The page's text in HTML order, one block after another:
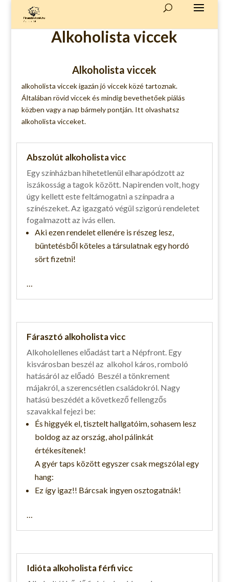
Alkoholista viccek
Alkoholista viccek
alkoholista viccek igazánjó viccekközé tartoznak.
Általábanrövid viccekés mindig bevethetőek piálás
közben vagy a nap bármely pontján. Itt olvashatsz
alkoholista vicceket.
Abszolút alkoholista vicc
Egy színházban hihetetlenül elharapódzott az
iszákosság a tagok között. Napirenden volt, hogy
úgy kellett este feltámogatni a színpadra a
színészeket. Az igazgató végül szigorú rendeletet
fogalmazott az ivás ellen.
Aki ezen rendelet ellenére is részeg lesz,
büntetésből köteles a társulatnak egy hordó
sört fizetni!
…
Fárasztó alkoholista vicc
Alkoholellenes előadást tart a Népfront. Egy
kisvárosban beszél az alkohol káros, romboló
hatásáról az előadó Beszél a tönkrement
májakról, a szerencsétlen családokról. Nagy
hatású beszédét a következő fellengzős
szavakkal fejezi be:
És higgyék el, tisztelt hallgatóim, sohasem lesz
boldog az az ország, ahol pálinkát
értékesítenek!
A gyér taps között egyszer csak megszólal egy
hang:
Ez így igaz!! Bárcsak ingyen osztogatnák!
…
Idióta alkoholista férfi vicc